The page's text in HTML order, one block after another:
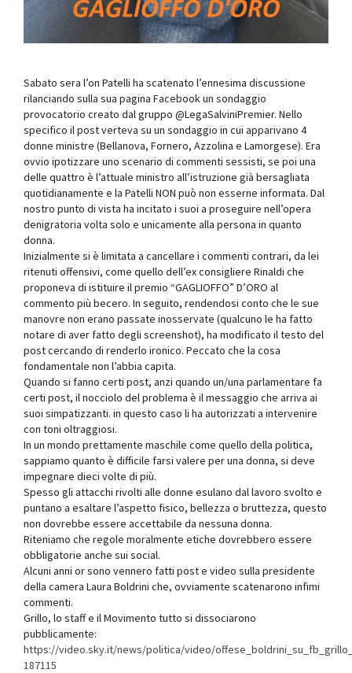
Sabato sera l’on Patelli ha scatenato l’ennesima discussione
rilanciando sulla sua pagina Facebook un sondaggio
provocatorio creato dal gruppo @LegaSalviniPremier. Nello
specifico il post verteva su un sondaggio in cui apparivano 4
donne ministre (Bellanova, Fornero, Azzolina e Lamorgese). Era
ovvio ipotizzare uno scenario di commenti sessisti, se poi una
delle quattro è l’attuale ministro all’istruzione già bersagliata
quotidianamente e la Patelli NON può non esserne informata. Dal
nostro punto di vista ha incitato i suoi a proseguire nell’opera
denigratoria volta solo e unicamente alla persona in quanto
donna.
Inizialmente si è limitata a cancellare i commenti contrari, da lei
ritenuti offensivi, come quello dell’ex consigliere Rinaldi che
proponeva di istituire il premio “GAGLIOFFO” D’ORO al
commento più becero. In seguito, rendendosi conto che le sue
manovre non erano passate inosservate (qualcuno le ha fatto
notare di aver fatto degli screenshot), ha modificato il testo del
post cercando di renderlo ironico. Peccato che la cosa
fondamentale non l’abbia capita.
Quando si fanno certi post, anzi quando un/una parlamentare fa
certi post, il nocciolo del problema è il messaggio che arriva ai
suoi simpatizzanti. in questo caso li ha autorizzati a intervenire
con toni oltraggiosi.
In un mondo prettamente maschile come quello della politica,
sappiamo quanto è difficile farsi valere per una donna, si deve
impegnare dieci volte di più.
Spesso gli attacchi rivolti alle donne esulano dal lavoro svolto e
puntano a esaltare l’aspetto fisico, bellezza o bruttezza, questo
non dovrebbe essere accettabile da nessuna donna.
Riteniamo che regole moralmente etiche dovrebbero essere
obbligatorie anche sui social.
Alcuni anni or sono vennero fatti post e video sulla presidente
della camera Laura Boldrini che, ovviamente scatenarono infimi
commenti.
Grillo, lo staff e il Movimento tutto si dissociarono
pubblicamente:
https://video.sky.it/news/politica/video/
187115